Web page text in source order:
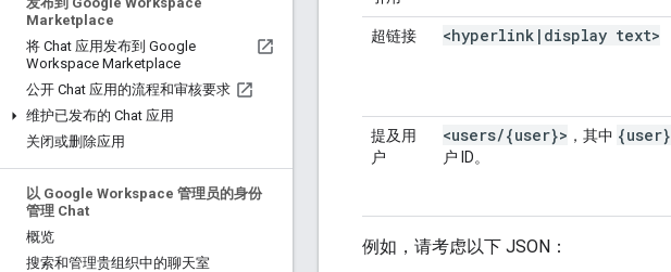
Marketplace
将 Chat 应用发布到 Google
Workspace Marketplace
公开 Chat 应用的流程和审核要求
维护已发布的 Chat 应用
关闭或删除应用
以 Google Workspace 管理员的身份
管理 Chat
概览
搜索和管理贵组织中的聊天室
超链接 <hyperlink | display text>
提及用
户
<users/{user}> ，其中 {user}
户 ID。
例如，请考虑以下 JSON：